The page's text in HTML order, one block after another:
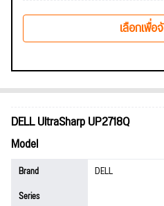
เลือกเพื่อ
DELL UltraSharp UP2718Q
Model
Brand
DELL
Series